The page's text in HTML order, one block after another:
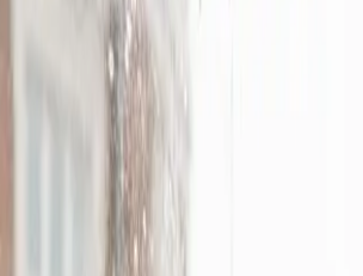
Hvide Sande
til erhverv og industri fra